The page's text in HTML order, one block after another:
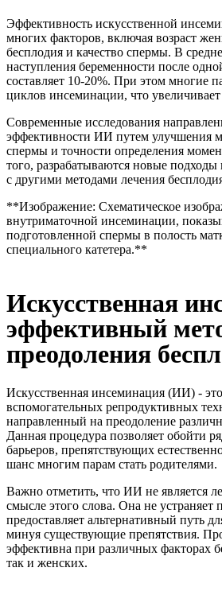
Эффективность искусственной
многих факторов, включая возраст
бесплодия и качество спермы. В
наступления беременности после
составляет 10-20%. При этом многие
циклов инсеминации, что
Современные исследования
эффективности ИИ путем улучшения
спермы и точности определения
того, разрабатываются новые
с другими методами лечения
**Изображение: Схематическое
внутриматочной инсеминации,
подготовленной спермы в полость
специального катетера.**
Искусственная
эффективный
преодоления
Искусственная инсеминация (ИИ) -
вспомогательных репродуктивных
направленный на преодоление
Данная процедура позволяет обойти
барьеров, препятствующих
шанс многим парам стать родителями.
Важно отметить, что ИИ не является
смысле этого слова. Она не устраняет
предоставляет альтернативный путь
минуя существующие препятствия.
эффективна при различных факторах
так и женских.